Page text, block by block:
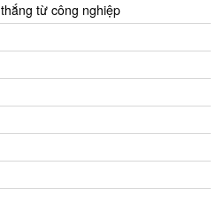
từ công nghiệp